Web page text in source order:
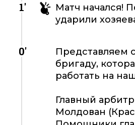
1'
Матч начался!
ударили
0'
Представляем
бригаду,
работать на
Главный
Молдован